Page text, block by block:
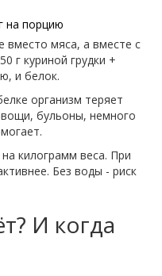
на порцию
мяса, а вместе с
г куриной грудки +
и белок.
организм теряет
бульоны, немного
килограмм веса. При
Без воды - риск
И когда